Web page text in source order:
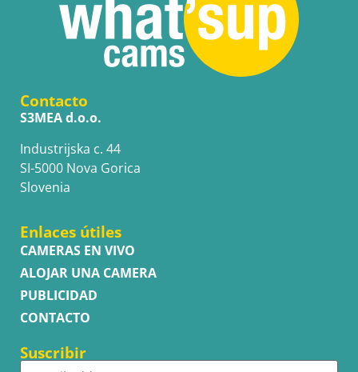
Contacto
S3MEA d.o.o.
Industrijska c. 44
SI-5000 Nova Gorica
Slovenia
Enlaces útiles
CAMERAS EN VIVO
ALOJAR UNA CAMERA
PUBLICIDAD
CONTACTO
Suscribir